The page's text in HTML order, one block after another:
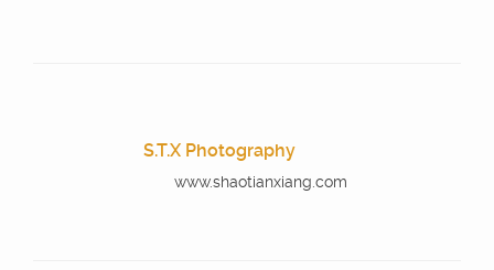
S.T.X Photography
www.shaotianxiang.com